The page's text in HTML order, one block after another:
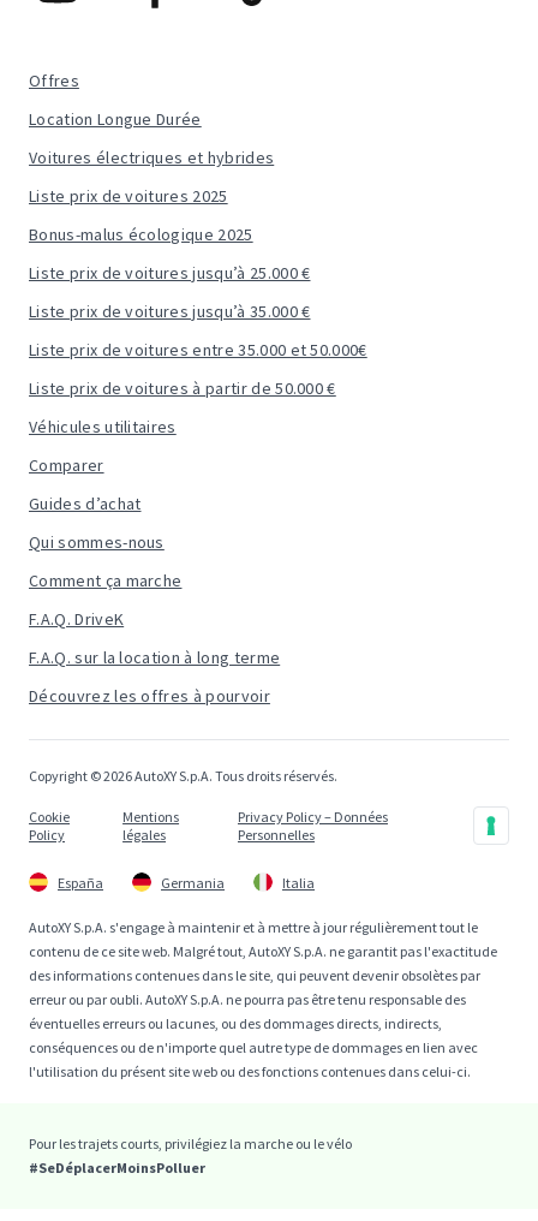
Offres
Location Longue Durée
Voitures électriques et hybrides
Liste prix de voitures 2025
Bonus-malus écologique 2025
Liste prix de voitures jusqu’à 25.000 €
Liste prix de voitures jusqu’à 35.000 €
Liste prix de voitures entre 35.000 et 50.000€
Liste prix de voitures à partir de 50.000 €
Véhicules utilitaires
Comparer
Guides d’achat
Qui sommes-nous
Comment ça marche
F.A.Q. DriveK
F.A.Q. sur la location à long terme
Découvrez les offres à pourvoir
Copyright © 2026 AutoXY S.p.A. Tous droits réservés.
Cookie
Policy
Mentions
légales
Privacy Policy – Données
Personnelles
España Germania Italia
AutoXY S.p.A. s'engage à maintenir et à mettre à jour régulièrement tout le
contenu de ce site web. Malgré tout, AutoXY S.p.A. ne garantit pas l'exactitude
des informations contenues dans le site, qui peuvent devenir obsolètes par
erreur ou par oubli. AutoXY S.p.A. ne pourra pas être tenu responsable des
éventuelles erreurs ou lacunes, ou des dommages directs, indirects,
conséquences ou de n'importe quel autre type de dommages en lien avec
l'utilisation du présent site web ou des fonctions contenues dans celui-ci.
Pour les trajets courts, privilégiez la marche ou le vélo
#SeDéplacerMoinsPolluer